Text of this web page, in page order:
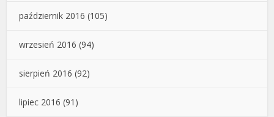
październik 2016 (105)
wrzesień 2016 (94)
sierpień 2016 (92)
lipiec 2016 (91)